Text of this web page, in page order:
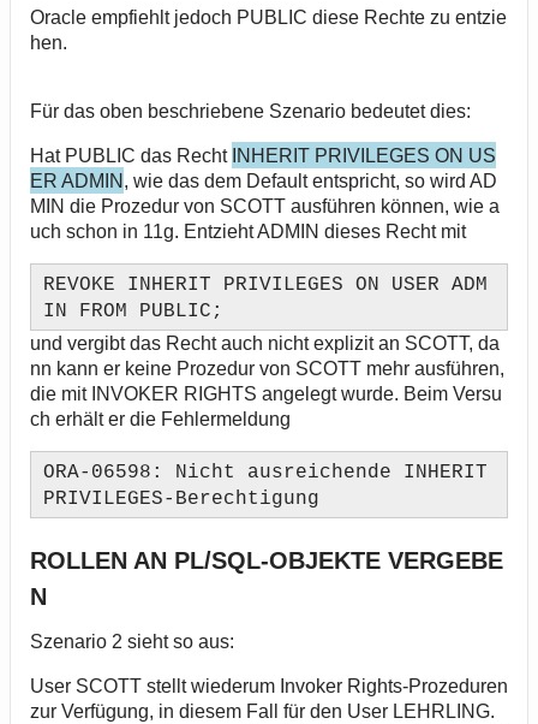
Oracle empfiehlt jedoch PUBLIC diese Rechte zu entzie
hen.
Für das oben beschriebene Szenario bedeutet dies:
Hat PUBLIC das Recht INHERIT PRIVILEGES ON US
ER ADMIN , wie das dem Default entspricht, so wird AD
MIN die Prozedur von SCOTT ausführen können, wie a
uch schon in 11g. Entzieht ADMIN dieses Recht mit
REVOKE INHERIT PRIVILEGES ON USER ADM
IN FROM PUBLIC;
und vergibt das Recht auch nicht explizit an SCOTT, da
nn kann er keine Prozedur von SCOTT mehr ausführen,
die mit INVOKER RIGHTS angelegt wurde. Beim Versu
ch erhält er die Fehlermeldung
ORA-06598: Nicht ausreichende INHERIT
PRIVILEGES-Berechtigung
ROLLEN AN PL/SQL-OBJEKTE VERGEBE
N
Szenario 2 sieht so aus:
User SCOTT stellt wiederum Invoker Rights-Prozeduren
zur Verfügung, in diesem Fall für den User LEHRLING.